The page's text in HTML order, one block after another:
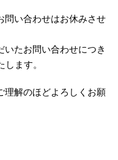
問い合わせはお休みさせ
いたお問い合わせにつき
ます。
理解のほどよろしくお願